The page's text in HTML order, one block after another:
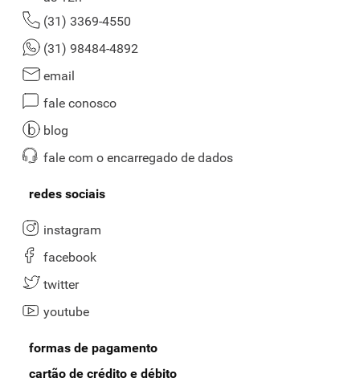
(31) 3369-4550
(31) 98484-4892
email
fale conosco
blog
fale com o encarregado de dados
redes sociais
instagram
facebook
twitter
youtube
formas de pagamento
cartão de crédito e débito